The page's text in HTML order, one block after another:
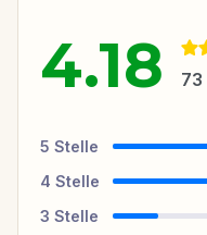
4.18 73
5 Stelle
4 Stelle
3 Stelle